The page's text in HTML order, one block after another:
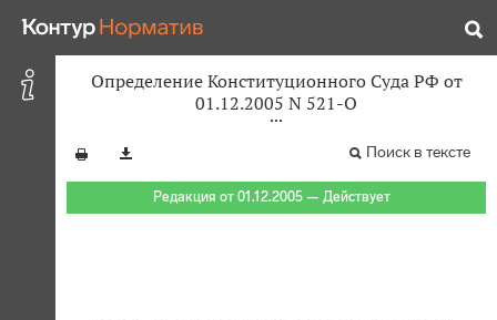
Определение Конституционного Суда РФ от
01.12.2005 N 521-О
Поиск в тексте
Редакция от 01.12.2005 — Действует